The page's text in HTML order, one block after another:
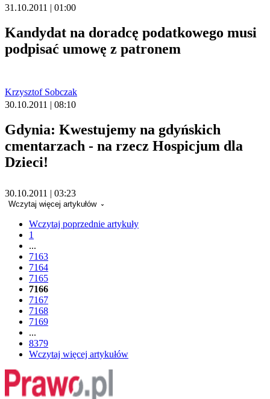
31.10.2011 | 01:00
Kandydat na doradcę podatkowego musi
podpisać umowę z patronem
Krzysztof Sobczak
30.10.2011 | 08:10
Gdynia: Kwestujemy na gdyńskich
cmentarzach - na rzecz Hospicjum dla
Dzieci!
30.10.2011 | 03:23
Wczytaj więcej artykułów
Wczytaj poprzednie artykuły
1
...
7163
7164
7165
7166
7167
7168
7169
...
8379
Wczytaj więcej artykułów